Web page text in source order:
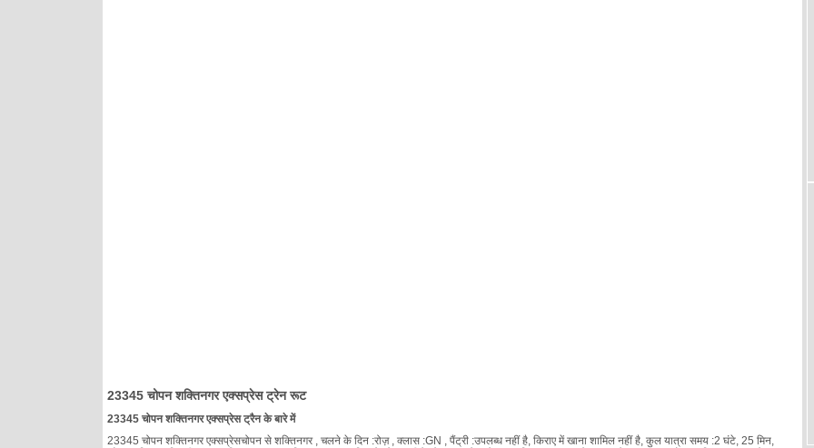
23345 चोपन शक्तिनगर एक्सप्रेस ट्रेन रूट
23345 चोपन शक्तिनगर एक्सप्रेस ट्रैन के बारे में
23345 चोपन शक्तिनगर एक्सप्रेसचोपन से शक्तिनगर , चलने के दिन :रोज़ , क्लास :GN , पैंट्री :उपलब्ध नहीं है, किराए में खाना शामिल नहीं है, कुल यात्रा समय :2 घंटे, 25 मिन,